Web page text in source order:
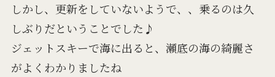
しかし、更新をしていないようで、、乗るのは久
しぶりだということでした♪
ジェットスキーで海に出ると、瀬底の海の綺麗さ
がよくわかりましたね